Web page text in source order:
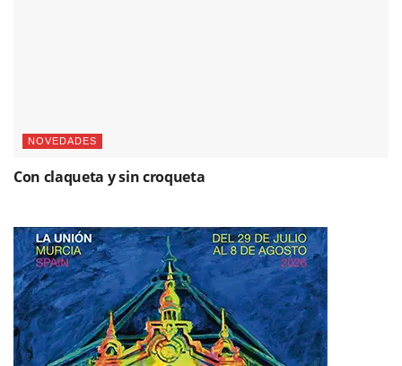
NOVEDADES
Con claqueta y sin croqueta